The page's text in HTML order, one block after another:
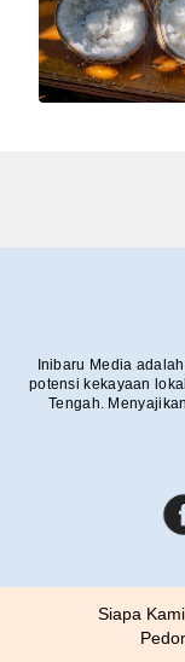
Inibaru Media
potensi kekayaan
Tengah.
Siapa Kami